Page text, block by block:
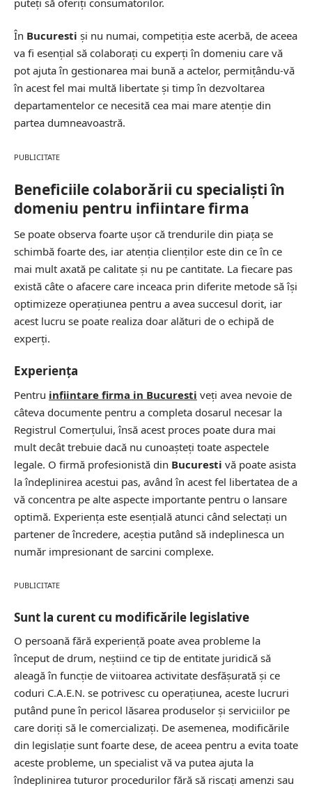
În Bucuresti şi nu numai, competiţia este acerbă, de aceea
va fi esenţial să colaboraţi cu experţi în domeniu care vă
pot ajuta în gestionarea mai bună a actelor, permiţându-vă
în acest fel mai multă libertate şi timp în dezvoltarea
departamentelor ce necesită cea mai mare atenţie din
partea dumneavoastră.
PUBLICITATE
Beneficiile colaborării cu specialişti în
domeniu pentru infiintare firma
Se poate observa foarte uşor că trendurile din piaţa se
schimbă foarte des, iar atenţia clienţilor este din ce în ce
mai mult axată pe calitate şi nu pe cantitate. La fiecare pas
există câte o afacere care inceaca prin diferite metode să îşi
optimizeze operaţiunea pentru a avea succesul dorit, iar
acest lucru se poate realiza doar alături de o echipă de
experţi.
Experienţa
Pentru infiintare firma in Bucuresti veţi avea nevoie de
câteva documente pentru a completa dosarul necesar la
Registrul Comerţului, însă acest proces poate dura mai
mult decât trebuie dacă nu cunoaşteţi toate aspectele
legale. O firmă profesionistă din Bucuresti vă poate asista
la îndeplinirea acestui pas, având în acest fel libertatea de a
vă concentra pe alte aspecte importante pentru o lansare
optimă. Experienţa este esenţială atunci când selectaţi un
partener de încredere, aceştia putând să indeplinesca un
număr impresionant de sarcini complexe.
PUBLICITATE
Sunt la curent cu modificările legislative
O persoană fără experienţă poate avea probleme la
început de drum, neştiind ce tip de entitate juridică să
aleagă în funcţie de viitoarea activitate desfăşurată şi ce
coduri C.A.E.N. se potrivesc cu operaţiunea, aceste lucruri
putând pune în pericol lăsarea produselor şi serviciilor pe
care doriţi să le comercializaţi. De asemenea, modificările
din legislaţie sunt foarte dese, de aceea pentru a evita toate
aceste probleme, un specialist vă va putea ajuta la
îndeplinirea tuturor procedurilor fără să riscaţi amenzi sau